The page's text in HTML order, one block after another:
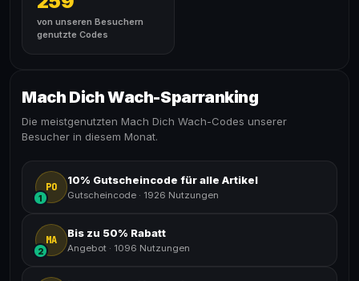
von unseren Besuchern
genutzte Codes
Mach Dich Wach-Sparranking
Die meistgenutzten Mach Dich Wach-Codes unserer
Besucher in diesem Monat.
PO
1
10% Gutscheincode für alle Artikel
Gutscheincode · 1926 Nutzungen
MA
2
Bis zu 50% Rabatt
Angebot · 1096 Nutzungen